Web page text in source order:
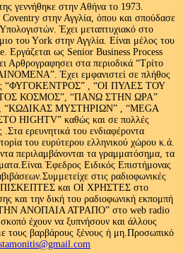
γεννήθηκε στην Αθήνα το 1973.
Coventry στην Αγγλία, όπου και σπούδασε
Έχει μεταπτυχιακό στο
του Υork στην Αγγλία. Είναι μέλος του
Εργάζεται ως Senior Business Process
Αρθρογραφησει στα περιοδικά “Τρίτο
Έχει εμφανιστεί σε πλήθος
“ΦΥΓΟΚΕΝΤΡΟΣ” , “ΟΙ ΠΥΛΕΣ ΤΟΥ
ΚΟΣΜΟΣ”, “ΠΑΝΩ ΣΤΗΝ ΩΡΑ”
“ΚΩΔΙΚΑΣ ΜΥΣΤΗΡΙΩΝ” , “MEGA
HIGHTV” καθώς και σε πολλές
.Στα ερευνητικά του ενδιαφέροντα
του ευρύτερου ελληνικού χώρου κ.ά.
περιλαμβάνονται τα γραμματόσημα, τα
Έφεδρος Ειδικός Επιστήμονας
στις ραδιοφωνικές
και ΟΙ ΧΡΗΣΤΕΣ στο
και την δική του ραδιοφωνική εκπομπή
ΑΝΟΠΑΙΑ ΑΤΡΑΠΟ” στο web radio
έχουν να ξυπνήσουν και άλλους
τους βαρβάρους ξένους ή μη.Προσωπικό